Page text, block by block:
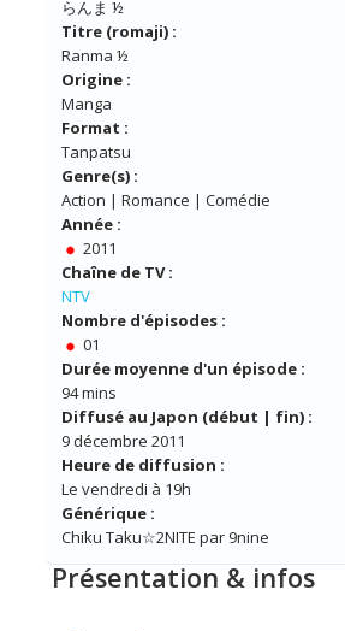
らんま ½
Titre (romaji) :
Ranma ½
Origine :
Manga
Format :
Tanpatsu
Genre(s) :
Action | Romance | Comédie
Année :
2011
Chaîne de TV :
NTV
Nombre d'épisodes :
01
Durée moyenne d'un épisode :
94 mins
Diffusé au Japon (début | fin) :
9 décembre 2011
Heure de diffusion :
Le vendredi à 19h
Générique :
Chiku Taku☆2NITE par 9nine
Présentation & infos